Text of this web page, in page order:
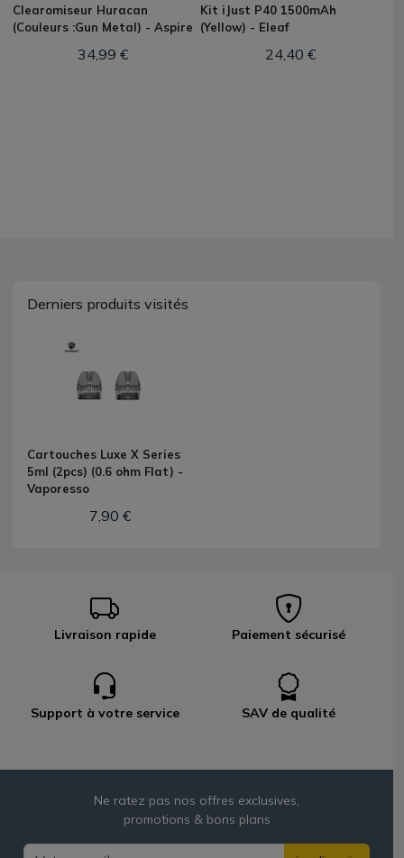
Clearomiseur Huracan
(Couleurs :Gun Metal) - Aspire
34,99 €
Kit iJust P40 1500mAh
(Yellow) - Eleaf
24,40 €
Derniers produits visités
Cartouches Luxe X Series
5ml (2pcs) (0.6 ohm Flat) -
Vaporesso
7,90 €
Livraison rapide Paiement sécurisé
Support à votre service SAV de qualité
Ne ratez pas nos offres exclusives,
promotions & bons plans